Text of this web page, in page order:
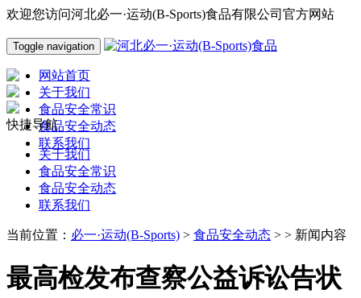
欢迎您访问河北必一·运动(B-Sports)食品有限公司官方网站
Toggle navigation
网站首页
关于我们
食品安全常识
食品安全动态
联系我们
快捷导航
关于我们
食品安全常识
食品安全动态
联系我们
当前位置： 必一·运动(B-Sports) > 食品安全动态 > > 新闻内容
最高检发布查察公益诉讼告状